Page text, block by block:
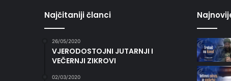
Najčitaniji članci
26/05/2020
VJERODOSTOJNI JUTARNJI I
VEČERNJI ZIKROVI
02/03/2020